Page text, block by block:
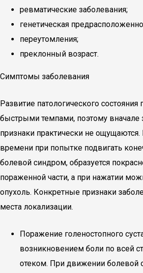
ревматические заболевания;
генетическая
переутомления;
преклонный возраст.
Симптомы заболевания
Развитие патологического состояния
быстрыми темпами, поэтому вначале
признаки практически не ощущаются.
времени при попытке подвигать
болевой синдром, образуется
пораженной части, а при нажатии
опухоль. Конкретные признаки
места локализации.
Поражение голеностопного
возникновением боли по всей
отеком. При движении болевой